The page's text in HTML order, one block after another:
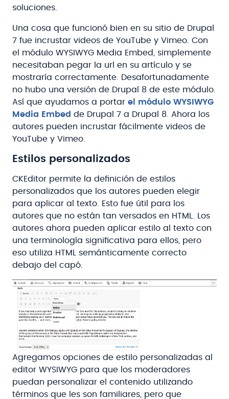
soluciones.
Una cosa que funcionó bien en su sitio de Drupal
7 fue incrustar videos de YouTube y Vimeo. Con
el módulo WYSIWYG Media Embed, simplemente
necesitaban pegar la url en su artículo y se
mostraría correctamente. Desafortunadamente
no hubo una versión de Drupal 8 de este módulo.
Así que ayudamos a portar el módulo WYSIWYG
Media Embed de Drupal 7 a Drupal 8. Ahora los
autores pueden incrustar fácilmente videos de
YouTube y Vimeo.
Estilos personalizados
CKEditor permite la definición de estilos
personalizados que los autores pueden elegir
para aplicar al texto. Esto fue útil para los
autores que no están tan versados en HTML. Los
autores ahora pueden aplicar estilo al texto con
una terminología significativa para ellos, pero
eso utiliza HTML semánticamente correcto
debajo del capó.
Agregamos opciones de estilo personalizadas al
editor WYSIWYG para que los moderadores
puedan personalizar el contenido utilizando
términos que les son familiares, pero que